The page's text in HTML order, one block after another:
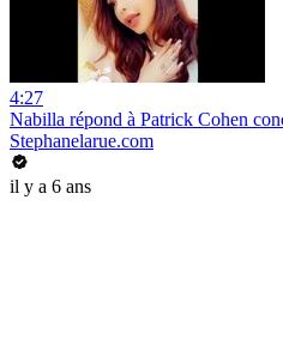
4:27
Nabilla répond à Patrick Cohen
Stephanelarue.com
il y a 6 ans